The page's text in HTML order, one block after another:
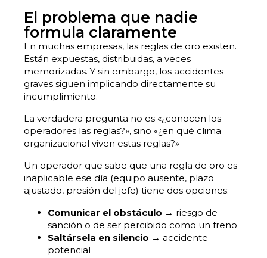
El problema que nadie
formula claramente
En muchas empresas, las reglas de oro existen.
Están expuestas, distribuidas, a veces
memorizadas. Y sin embargo, los accidentes
graves siguen implicando directamente su
incumplimiento.
La verdadera pregunta no es «¿conocen los
operadores las reglas?», sino «¿en qué clima
organizacional viven estas reglas?»
Un operador que sabe que una regla de oro es
inaplicable ese día (equipo ausente, plazo
ajustado, presión del jefe) tiene dos opciones:
Comunicar el obstáculo → riesgo de
sanción o de ser percibido como un freno
Saltársela en silencio → accidente
potencial